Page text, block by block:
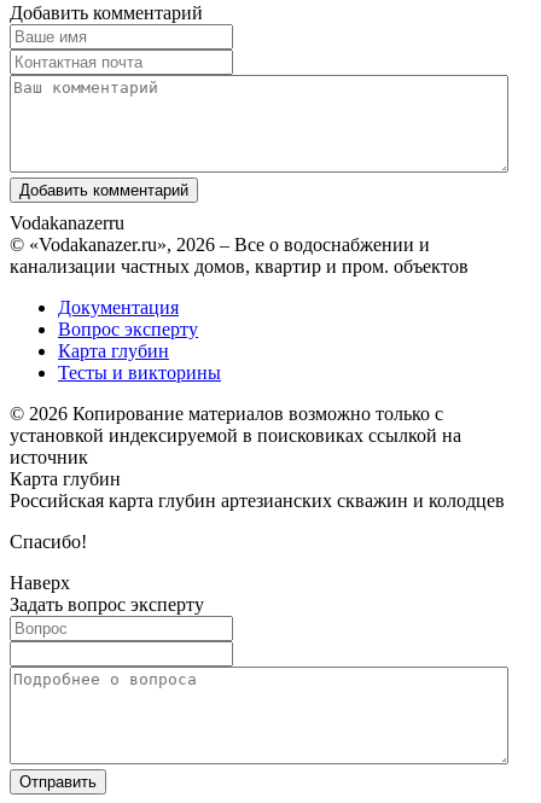
Добавить комментарий
Vodakanazerru
© «Vodakanazer.ru», 2026 – Все о водоснабжении и
канализации частных домов, квартир и пром. объектов
Документация
Вопрос эксперту
Карта глубин
Тесты и викторины
© 2026 Копирование материалов возможно только с
установкой индексируемой в поисковиках ссылкой на
источник
Карта глубин
Российская карта глубин артезианских скважин и колодцев
Спасибо!
Наверх
Задать вопрос эксперту